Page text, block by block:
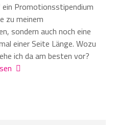
ein Promotionsstipendium
zu meinem
sondern auch noch eine
einer Seite Länge. Wozu
ich da am besten vor?